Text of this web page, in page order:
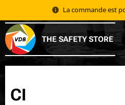
La commande est
THE SAFETY STORE
CI